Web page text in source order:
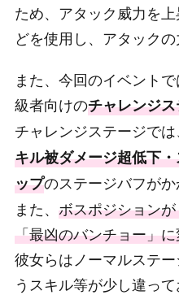
ため、アタック威力を
どを使用し、アタック
また、今回のイベント
級者向けのチャレンジ
チャレンジステージでは、
キル被ダメージ超低下
ップのステージバフがか
また、 ボスポジション
「最凶のバンチョー」
彼女らはノーマルステ
うスキル等が少し違っ